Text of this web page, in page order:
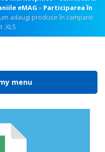
eMAG » Participarea în
adaugi produse în campanii
menu